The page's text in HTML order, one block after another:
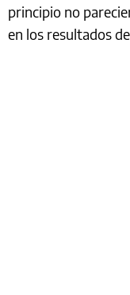
principio no
en los resultados